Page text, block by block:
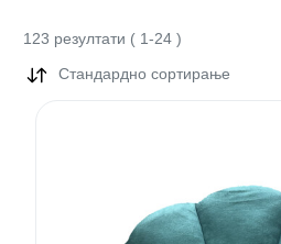
123 резултати ( 1-24 )
Стандардно сортирање